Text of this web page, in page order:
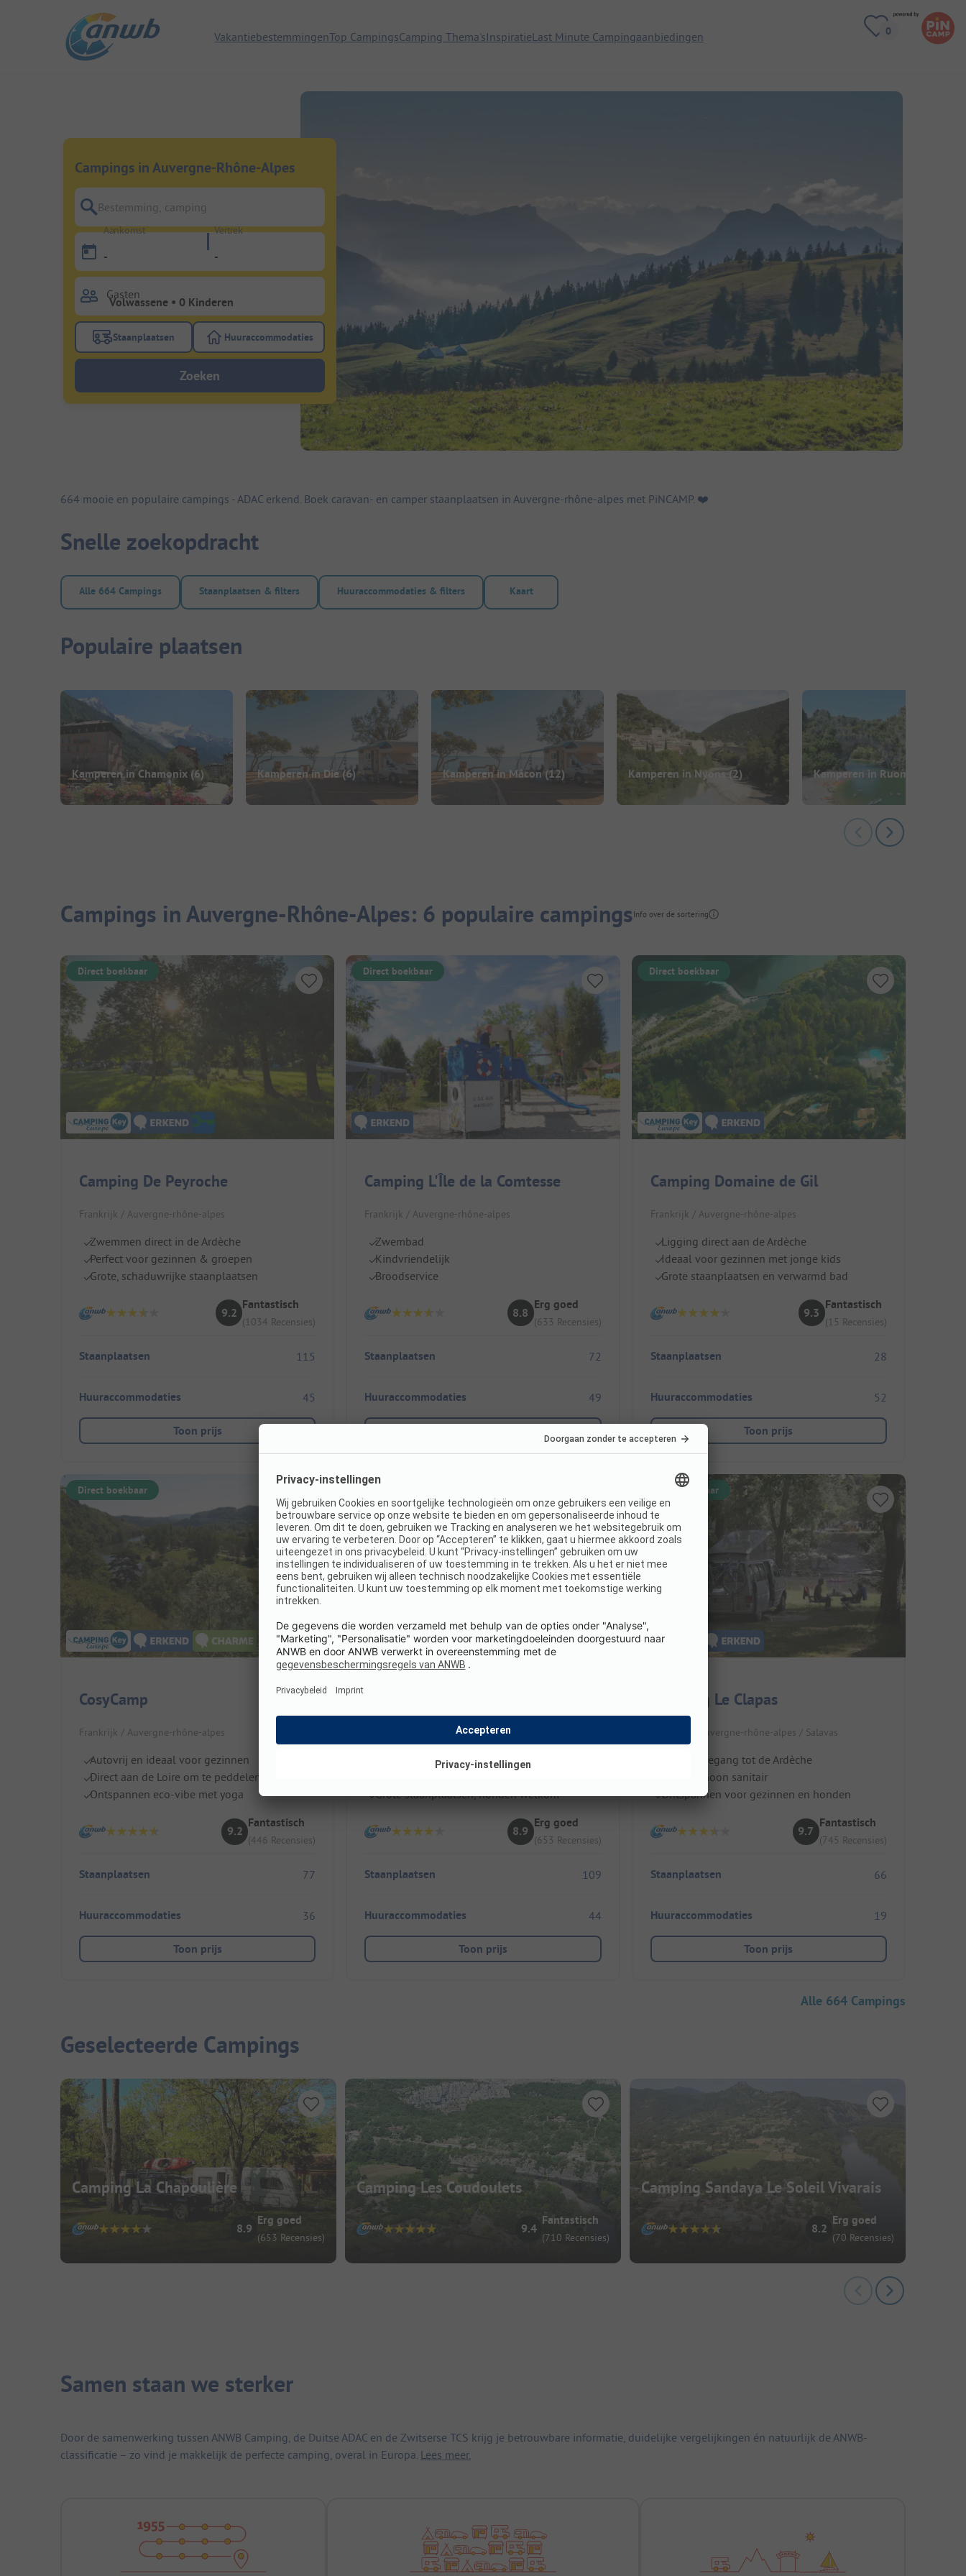
VakantiebestemmingenTop CampingsCamping Thema'sInspiratieLast Minute Campingaanbiedingen
Campings in Auvergne-Rhône-Alpes
Bestemming, camping
Aankomst
-
Vertrek
-
Gasten
Gebruik de filterknop staanplaatsen om te zoeken naar staanplaatsen
Staanplaatsen Gebruik de filterknop huuraccommodaties om te zoeken naar huuraccommodaties
Huuraccommodaties
Zoeken
664 mooie en populaire campings - ADAC erkend. Boek caravan- en camper staanplaatsen in Auvergne-rhône-alpes met PiNCAMP. ❤️️
Snelle zoekopdracht
Alle 664 Campings Staanplaatsen & filters Huuraccommodaties & filters Kaart
Populaire plaatsen
Kamperen in Chamonix (6) Kamperen in Die(6) Kamperen in Mâcon(12) Kamperen in Nyons(2) Kamperen in Ruoms
Campings in Auvergne-Rhône-Alpes: 6 populaire campingsInfo over de sortering
Direct boekbaar
Camping De Peyroche
Frankrijk / Auvergne-rhône-alpes
Zwemmen direct in de Ardèche
Perfect voor gezinnen & groepen
Grote, schaduwrijke staanplaatsen
9.2
Fantastisch
(1034 Recensies)
Staanplaatsen 115
Huuraccommodaties 45
Toon prijs
Direct boekbaar
Camping L'Île de la Comtesse
Frankrijk / Auvergne-rhône-alpes
Zwembad
Kindvriendelijk
Broodservice
8.8
Erg goed
(633 Recensies)
Staanplaatsen 72
Huuraccommodaties 49
Direct boekbaar
Camping Domaine de Gil
Frankrijk / Auvergne-rhône-alpes
Ligging direct aan de Ardèche
Ideaal voor gezinnen met jonge kids
Grote staanplaatsen en verwarmd bad
9.3
Fantastisch
(15 Recensies)
Staanplaatsen 28
Huuraccommodaties 52
Toon prijs
Direct boekbaar
CosyCamp
Frankrijk / Auvergne-rhône-alpes
Autovrij en ideaal voor gezinnen
Direct aan de Loire om te peddelen
Ontspannen eco-vibe met yoga
9.2
Fantastisch
(446 Recensies)
Staanplaatsen 77
Huuraccommodaties 36
Toon prijs
Direct boekbaar
Frankrijk / Auvergne-rhône-alpes / Ruoms
Direct aan de rivier voor peddelaars
Grote staanplaatsen, honden welkom
8.9
Erg goed
(653 Recensies)
Staanplaatsen 109
Huuraccommodaties 44
Toon prijs
Direct boekbaar
Camping Le Clapas
Frankrijk / Auvergne-rhône-alpes / Salavas
Directe toegang tot de Ardèche
Super schoon sanitair
Ontspannen voor gezinnen en honden
9.7
Fantastisch
(745 Recensies)
Staanplaatsen 66
Huuraccommodaties 19
Toon prijs
Alle 664 Campings
Geselecteerde Campings
Camping La Chapoulière
8.9
Erg goed
(653 Recensies)
Camping Les Coudoulets
9.4
Fantastisch
(710 Recensies)
Camping Sandaya Le Soleil Vivarais
8.2
Erg goed
(70 Recensies)
Samen staan we sterker
Door de samenwerking tussen ANWB Camping, de Duitse ADAC en de Zwitserse TCS krijg je betrouwbare informatie, duidelijke vergelijkingen én natuurlijk de ANWB-
classificatie – zo vind je makkelijk de perfecte camping, overal in Europa. Lees meer.